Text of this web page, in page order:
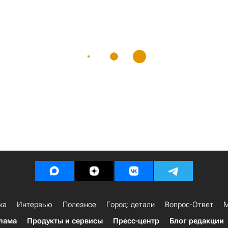
Интервью Полезное Город: детали Вопрос-Ответ
Продукты и сервисы Пресс-центр Блог редакции